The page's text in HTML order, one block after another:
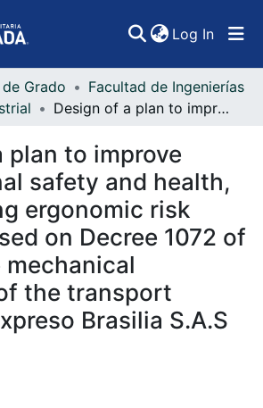
Log In
Grado
Facultad de Ingenierías
Design of a plan to improve occupational safety and health, emphasizing ergonomic risk factors, based on Decree 1072 of 2015 in the mechanical workshop of the transport company Expreso Brasilia S.A.S
plan to improve
safety and health,
ergonomic risk
on Decree 1072 of
mechanical
the transport
Brasilia S.A.S